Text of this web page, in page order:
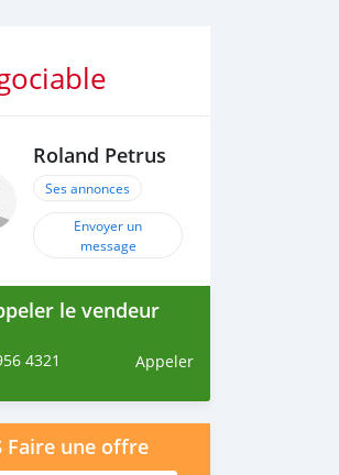
Roland Petrus
Ses annonces
Envoyer un
message
le vendeur
4321 Appeler
Faire une offre